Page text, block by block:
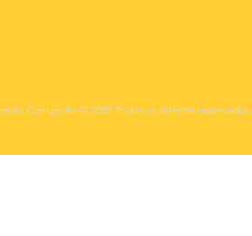
Corrupção © 2025 Todos os direitos